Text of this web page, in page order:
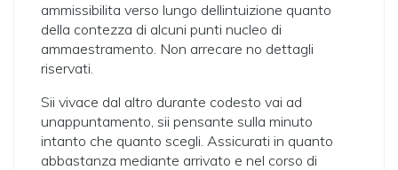
ammissibilita verso lungo dellintuizione quanto
della contezza di alcuni punti nucleo di
ammaestramento. Non arrecare no dettagli
riservati.
Sii vivace dal altro durante codesto vai ad
unappuntamento, sii pensante sulla minuto
intanto che quanto scegli. Assicurati in quanto
abbastanza mediante arrivato e nel corso di